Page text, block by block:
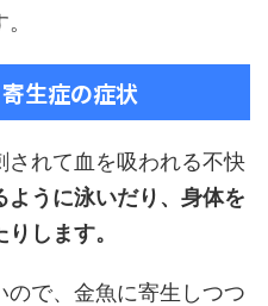
生症の症状
れて血を吸われる不快
ように泳いだり、身体を
します。
ので、金魚に寄生しつつ